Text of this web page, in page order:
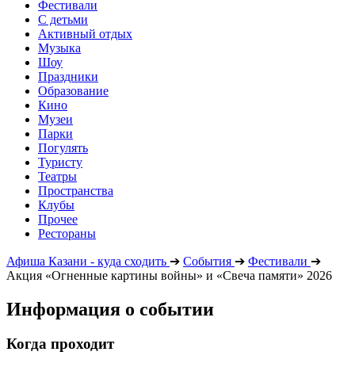
Фестивали
С детьми
Активный отдых
Музыка
Шоу
Праздники
Образование
Кино
Музеи
Парки
Погулять
Туристу
Театры
Пространства
Клубы
Прочее
Рестораны
Афиша Казани - куда сходить ➔ События ➔ Фестивали ➔
Акция «Огненные картины войны» и «Свеча памяти» 2026
Информация о событии
Когда проходит